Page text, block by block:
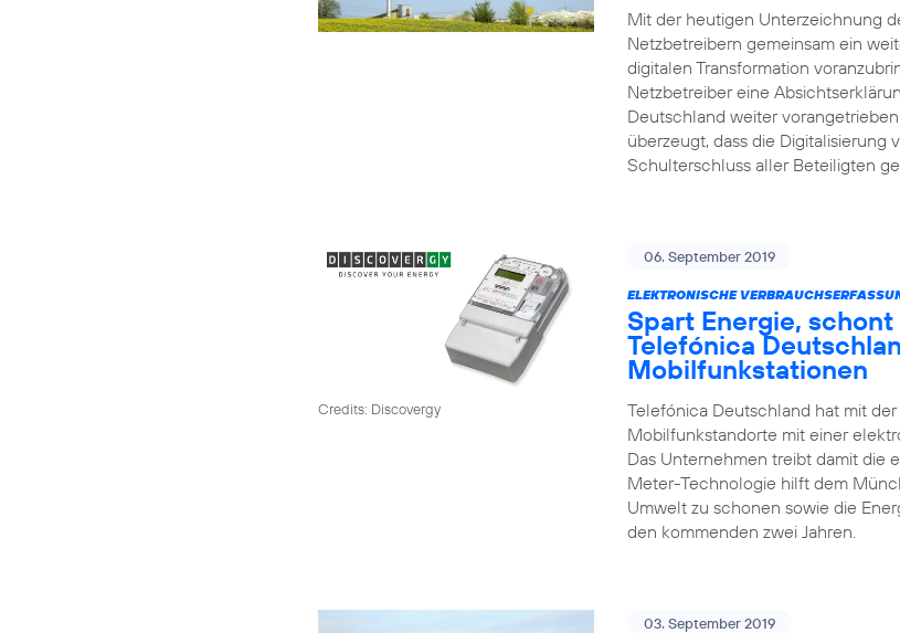
Mit der heutigen Unterzeichnung
Netzbetreibern gemeinsam ein
digitalen Transformation
Netzbetreiber eine
Deutschland weiter
überzeugt, dass die Digitalisierung
Schulterschluss aller Beteiligten
Credits: Discovergy
06. September 2019
ELEKTRONISCHE
Spart Energie,
Telefónica
Mobilfunkstationen
Telefónica Deutschland hat mit
Mobilfunkstandorte mit einer
Das Unternehmen treibt damit die
Meter-Technologie hilft dem
Umwelt zu schonen sowie die
den kommenden zwei Jahren.
03. September 2019